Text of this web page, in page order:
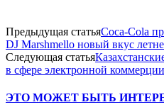
Предыдущая статьяCoca-Cola
DJ Marshmello новый вкус
Следующая статья
в сфере электронной
ЭТО МОЖЕТ БЫТЬ